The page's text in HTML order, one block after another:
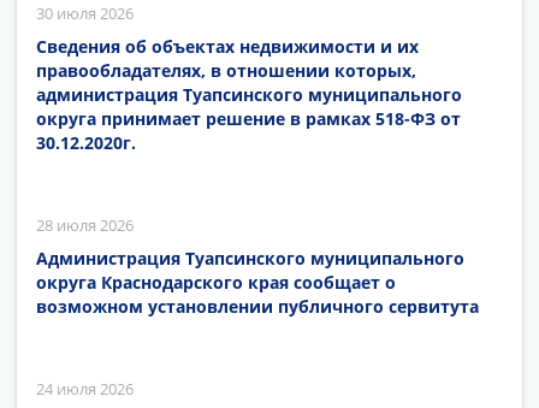
30 июля 2026
Сведения об объектах недвижимости и их
правообладателях, в отношении которых,
администрация Туапсинского муниципального
округа принимает решение в рамках 518-ФЗ от
30.12.2020г.
28 июля 2026
Администрация Туапсинского муниципального
округа Краснодарского края сообщает о
возможном установлении публичного сервитута
24 июля 2026